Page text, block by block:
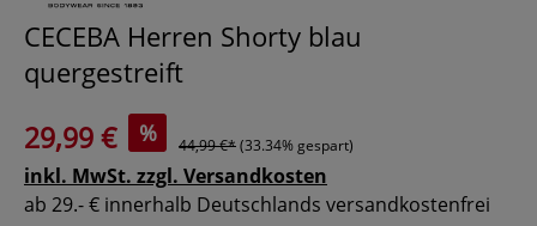
CECEBA Herren Shorty blau
quergestreift
29,99 € % 44,99 €*(33.34% gespart)
inkl. MwSt. zzgl. Versandkosten
ab 29.- € innerhalb Deutschlands versandkostenfrei